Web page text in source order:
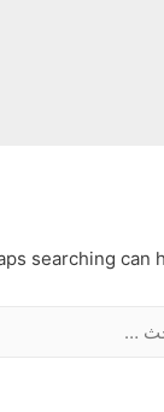
searching can